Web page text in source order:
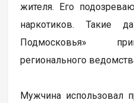
жителя. Его
наркотиков. Такие
Подмосковья»
регионального
Мужчина использовал